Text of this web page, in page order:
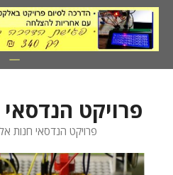
לדלג
לתוכן
פרויקט
פרויקט הנדסאי חנות